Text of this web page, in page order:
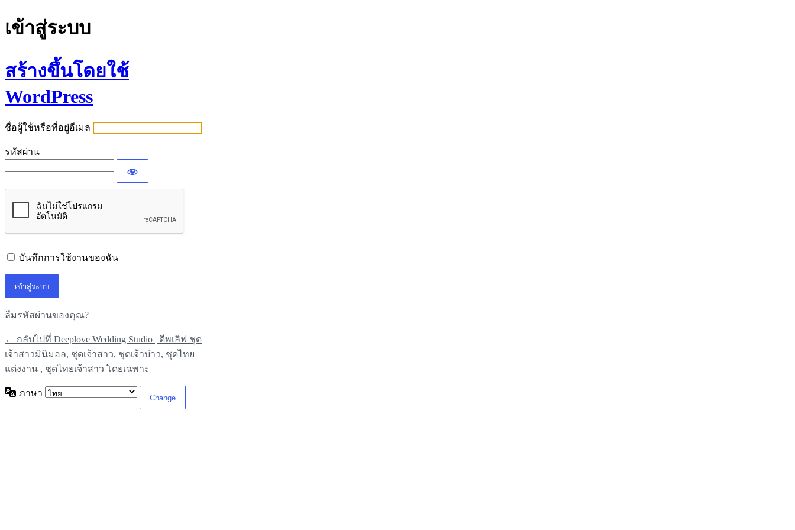
เข้าสู่ระบบ
สร้างขึ้นโดยใช้
WordPress
ชื่อผู้ใช้หรือที่อยู่อีเมล
รหัสผ่าน
บันทึกการใช้งานของฉัน
ลืมรหัสผ่านของคุณ?
← กลับไปที่ Deeplove Wedding Studio | ดีพเลิฟ ชุด
เจ้าสาวมินิมอล, ชุดเจ้าสาว, ชุดเจ้าบ่าว, ชุดไทย
แต่งงาน , ชุดไทยเจ้าสาว โดยเฉพาะ
ภาษา